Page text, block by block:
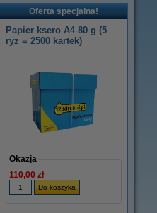
Oferta specjalna!
Papier ksero A4 80 g (5
ryz = 2500 kartek)
Okazja
110,00 zł